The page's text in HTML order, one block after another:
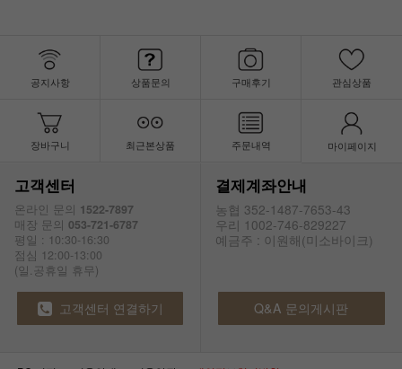
공지사항 상품문의 구매후기 관심상품
장바구니 최근본상품 주문내역 마이페이지
고객센터
온라인 문의 1522-7897
매장 문의 053-721-6787
평일 : 10:30-16:30
점심 12:00-13:00
(일.공휴일 휴무)
결제계좌안내
농협 352-1487-7653-43
우리 1002-746-829227
예금주 : 이원해(미소바이크)
고객센터 연결하기 Q&A 문의게시판